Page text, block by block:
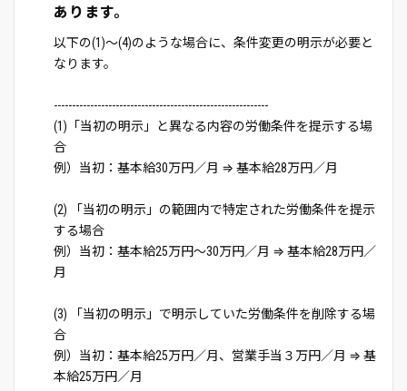
あります。
以下の(1)～(4)のような場合に、条件変更の明示が必要と
なります。
-----------------------------------------------------------
(1)「当初の明示」と異なる内容の労働条件を提示する場
合
例）当初：基本給30万円／月 ⇒ 基本給28万円／月
(2) 「当初の明示」の範囲内で特定された労働条件を提示
する場合
例）当初：基本給25万円～30万円／月 ⇒ 基本給28万円／
月
(3) 「当初の明示」で明示していた労働条件を削除する場
合
例）当初：基本給25万円／月、営業手当３万円／月 ⇒ 基
本給25万円／月